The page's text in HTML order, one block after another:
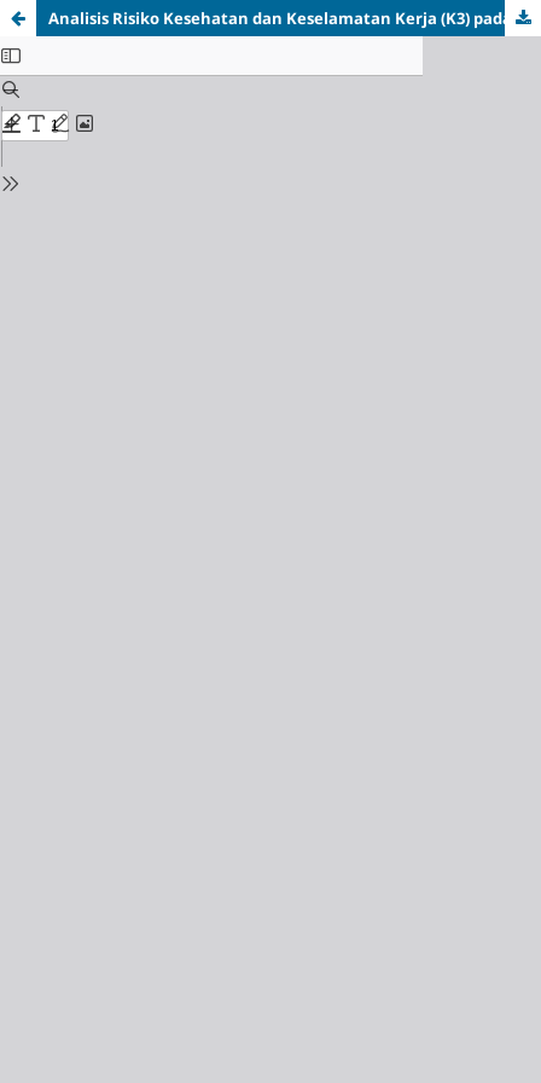
Analisis Risiko Kesehatan dan Keselamatan Kerja (K3) pada Area Fabrikasi dengan Pendekatan Job Safety Analysis (JSA) dan HIRARC